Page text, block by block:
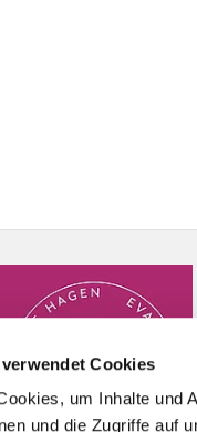
Cookies
um Inhalte und
und die Zugriffe auf